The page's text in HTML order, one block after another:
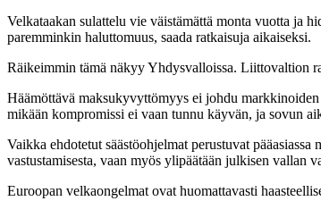
Velkataakan sulattelu vie väistämättä monta vuotta ja
paremminkin haluttomuus, saada ratkaisuja aikaiseksi.
Räikeimmin tämä näkyy Yhdysvalloissa. Liittovaltion
Häämöttävä maksukyvyttömyys ei johdu
mikään kompromissi ei vaan tunnu käyvän, ja sovun
Vaikka ehdotetut säästöohjelmat perustuvat
vastustamisesta, vaan myös ylipäätään julkisen vallan
Euroopan velkaongelmat ovat huomattavasti